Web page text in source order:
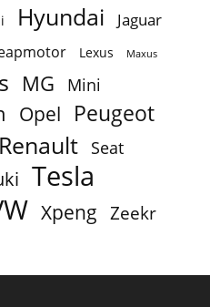
Hyundai Jaguar
Lexus Maxus
MG Mini
Opel Peugeot
Renault Seat
Tesla
Xpeng Zeekr